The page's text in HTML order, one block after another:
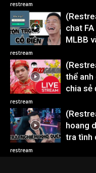
restream
restream
chat
MLBB
restream
thể
chia sẻ
restream
hoang
tra tình